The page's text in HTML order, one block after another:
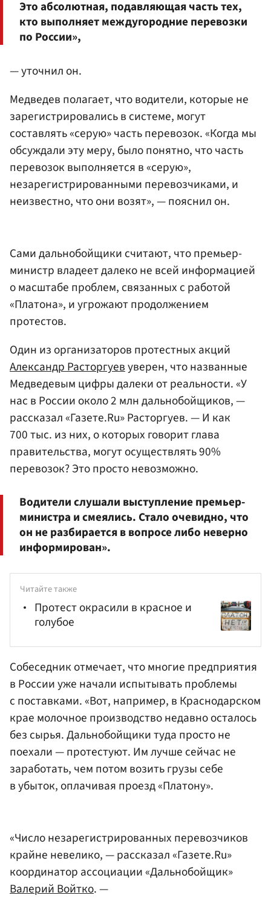
Это абсолютная, подавляющая часть тех,
кто выполняет междугородние перевозки
по России»,
— уточнил он.
Медведев полагает, что водители, которые не
зарегистрировались в системе, могут
составлять «серую» часть перевозок. «Когда мы
обсуждали эту меру, было понятно, что часть
перевозок выполняется в «серую»,
незарегистрированными перевозчиками, и
неизвестно, что они возят», — пояснил он.
Сами дальнобойщики считают, что премьер-
министр владеет далеко не всей информацией
о масштабе проблем, связанных с работой
«Платона», и угрожают продолжением
протестов.
Один из организаторов протестных акций
Александр Расторгуевуверен, что названные
Медведевым цифры далеки от реальности. «У
нас в России около 2 млн дальнобойщиков, —
рассказал «Газете.Ru» Расторгуев. — И как
700 тыс. из них, о которых говорит глава
правительства, могут осуществлять 90%
перевозок? Это просто невозможно.
Водители слушали выступление премьер-
министра и смеялись. Стало очевидно, что
он не разбирается в вопросе либо неверно
информирован».
Читайте также
Протест окрасили в красное и
голубое
Собеседник отмечает, что многие предприятия
в России уже начали испытывать проблемы
с поставками. «Вот, например, в Краснодарском
крае молочное производство недавно осталось
без сырья. Дальнобойщики туда просто не
поехали — протестуют. Им лучше сейчас не
заработать, чем потом возить грузы себе
в убыток, оплачивая проезд «Платону».
«Число незарегистрированных перевозчиков
крайне невелико, — рассказал «Газете.Ru»
координатор ассоциации «Дальнобойщик»
Валерий Войтко. —